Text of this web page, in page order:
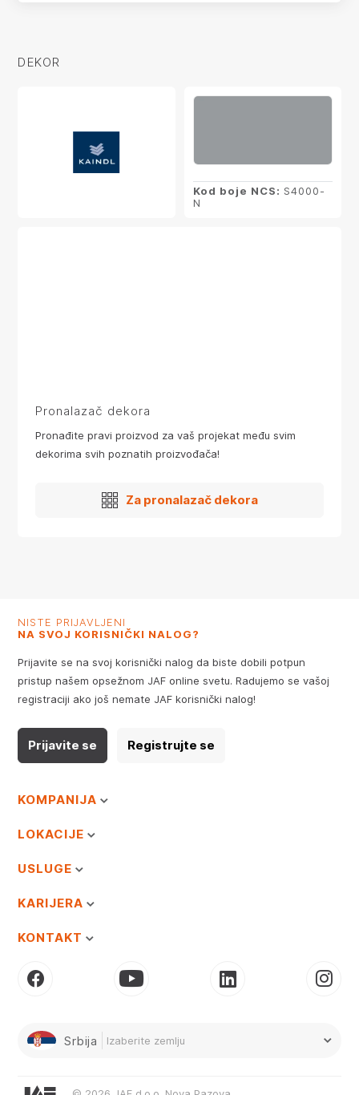
DEKOR
Kod boje NCS: S4000-
N
Pronalazač dekora
Pronađite pravi proizvod za vaš projekat među svim
dekorima svih poznatih proizvođača!
Za pronalazač dekora
NISTE PRIJAVLJENI
NA SVOJ KORISNIČKI NALOG?
Prijavite se na svoj korisnički nalog da biste dobili potpun
pristup našem opsežnom JAF online svetu. Radujemo se vašoj
registraciji ako još nemate JAF korisnički nalog!
Prijavite se Registrujte se
KOMPANIJA
LOKACIJE
USLUGE
KARIJERA
KONTAKT
Srbija Izaberite zemlju